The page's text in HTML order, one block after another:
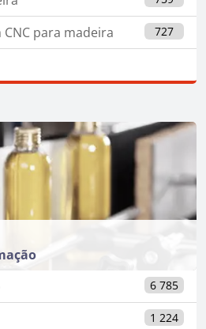
para madeira 727
6 785
1 224